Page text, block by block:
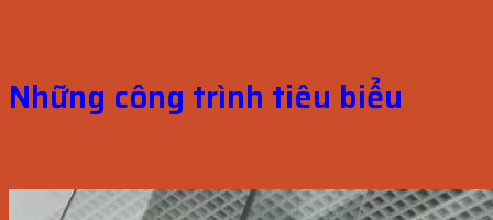
Những công trình tiêu biểu